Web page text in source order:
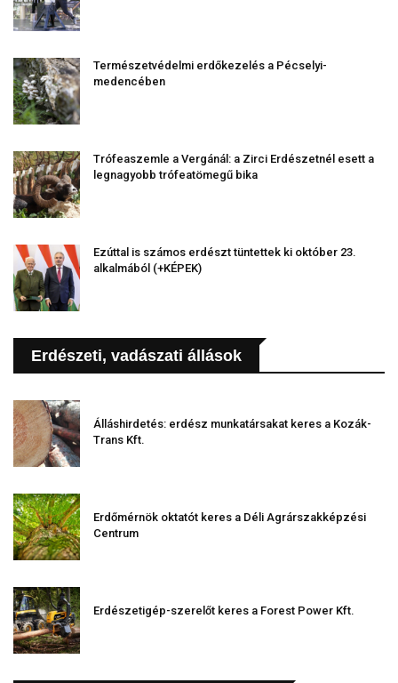
Természetvédelmi erdőkezelés a Pécselyi-
medencében
Trófeaszemle a Vergánál: a Zirci Erdészetnél esett a
legnagyobb trófeatömegű bika
Ezúttal is számos erdészt tüntettek ki október 23.
alkalmából (+KÉPEK)
Erdészeti, vadászati állások
Álláshirdetés: erdész munkatársakat keres a Kozák-
Trans Kft.
Erdőmérnök oktatót keres a Déli Agrárszakképzési
Centrum
Erdészetigép-szerelőt keres a Forest Power Kft.